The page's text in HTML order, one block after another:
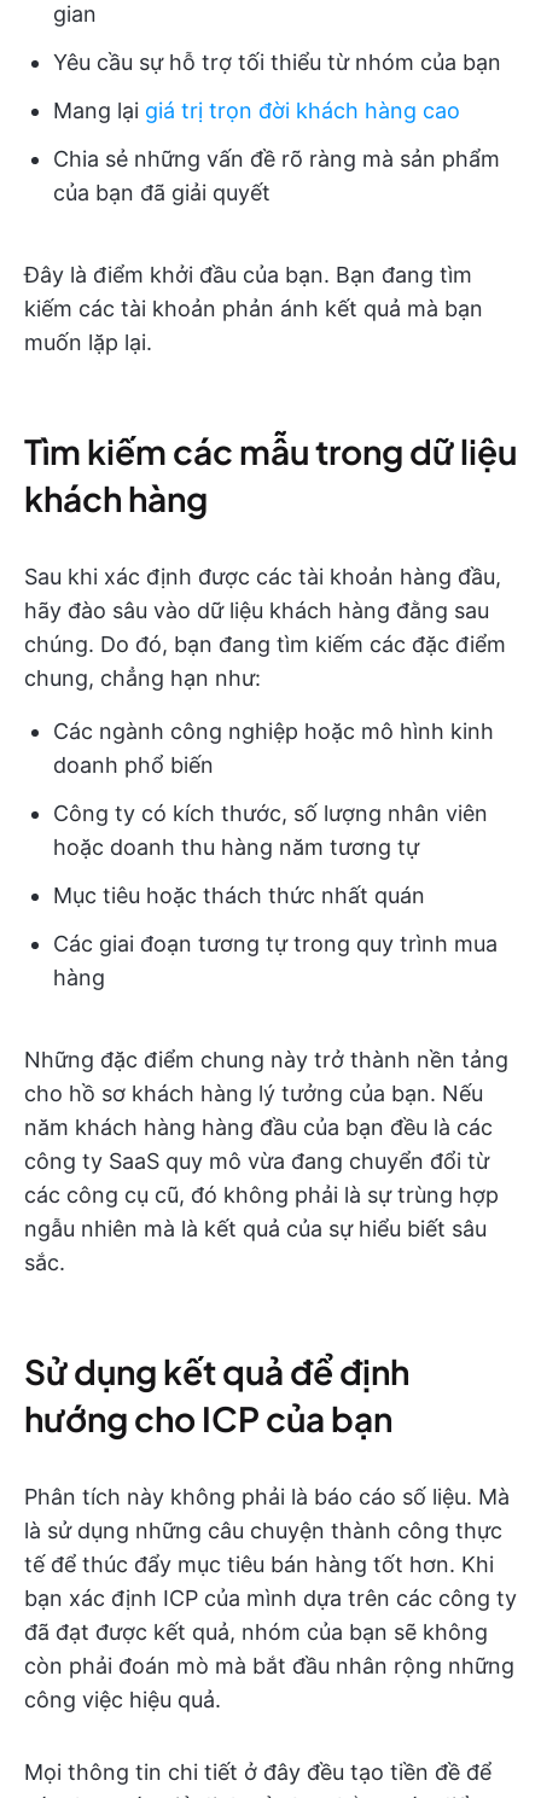
gian
Yêu cầu sự hỗ trợ tối thiểu từ nhóm của bạn
Mang lại giá trị trọn đời khách hàng cao
Chia sẻ những vấn đề rõ ràng mà sản phẩm
của bạn đã giải quyết
Đây là điểm khởi đầu của bạn. Bạn đang tìm
kiếm các tài khoản phản ánh kết quả mà bạn
muốn lặp lại.
Tìm kiếm các mẫu trong dữ liệu
khách hàng
Sau khi xác định được các tài khoản hàng đầu,
hãy đào sâu vào dữ liệu khách hàng đằng sau
chúng. Do đó, bạn đang tìm kiếm các đặc điểm
chung, chẳng hạn như:
Các ngành công nghiệp hoặc mô hình kinh
doanh phổ biến
Công ty có kích thước, số lượng nhân viên
hoặc doanh thu hàng năm tương tự
Mục tiêu hoặc thách thức nhất quán
Các giai đoạn tương tự trong quy trình mua
hàng
Những đặc điểm chung này trở thành nền tảng
cho hồ sơ khách hàng lý tưởng của bạn. Nếu
năm khách hàng hàng đầu của bạn đều là các
công ty SaaS quy mô vừa đang chuyển đổi từ
các công cụ cũ, đó không phải là sự trùng hợp
ngẫu nhiên mà là kết quả của sự hiểu biết sâu
sắc.
Sử dụng kết quả để định
hướng cho ICP của bạn
Phân tích này không phải là báo cáo số liệu. Mà
là sử dụng những câu chuyện thành công thực
tế để thúc đẩy mục tiêu bán hàng tốt hơn. Khi
bạn xác định ICP của mình dựa trên các công ty
đã đạt được kết quả, nhóm của bạn sẽ không
còn phải đoán mò mà bắt đầu nhân rộng những
công việc hiệu quả.
Mọi thông tin chi tiết ở đây đều tạo tiền đề để